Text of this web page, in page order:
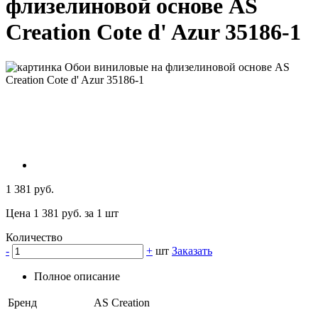
флизелиновой основе AS
Creation Cote d' Azur 35186-1
1 381 руб.
Цена 1 381 руб. за 1 шт
Количество
-
+ шт Заказать
Полное описание
Бренд
AS Creation